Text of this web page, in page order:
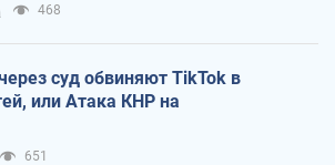
468
суд обвиняют TikTok в
или Атака КНР на
651